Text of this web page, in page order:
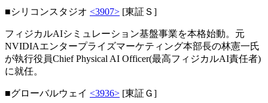
■シリコンスタジオ <3907> [東証Ｓ]
フィジカルAIシミュレーション基盤事業を本格始動。元
NVIDIAエンタープライズマーケティング本部長の林憲一氏
が執行役員Chief Physical AI Officer(最高フィジカルAI責任者)
に就任。
■グローバルウェイ <3936> [東証Ｇ]